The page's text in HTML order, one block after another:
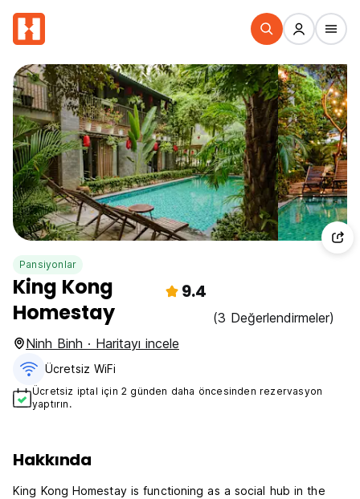
Pansiyonlar
King Kong
Homestay
9.4
(3 Değerlendirmeler)
Ninh Binh · Haritayı incele
Ücretsiz WiFi
Ücretsiz iptal için 2 günden daha öncesinden rezervasyon
yaptırın.
Hakkında
King Kong Homestay is functioning as a social hub in the